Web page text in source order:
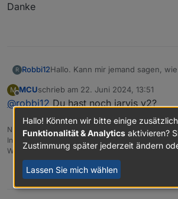
Danke
R Robbi12Hallo. Kann mir jemand sagen,
Grundfarben sind grau. Die Slider
dargestellt. Würde sie gerne in
Danke
M
Offline
MCUschrieb am 22. Juni 2024, 13:51
zuletzt editiert von
@robbi12 Du hast noch jarvis v2?
NUC i7 64GB mit Proxmox ----Jarvis Infos
Instagram verfolgen ->
mcuiobroker Instagram
Wenn Euch mein Vorschlag geholfen hat, bitte
Hallo! Könnten wir bitte einige
Funktionalität & Analytics aktivieren?
Zustimmung später jederzeit ändern
Lassen Sie mich wählen